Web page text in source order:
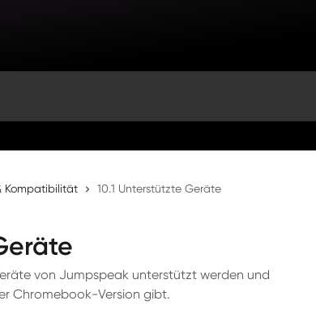
Kompatibilität 10.1 Unterstützte Geräte
von Jumpspeak unterstützt werden und
Chromebook-Version gibt.